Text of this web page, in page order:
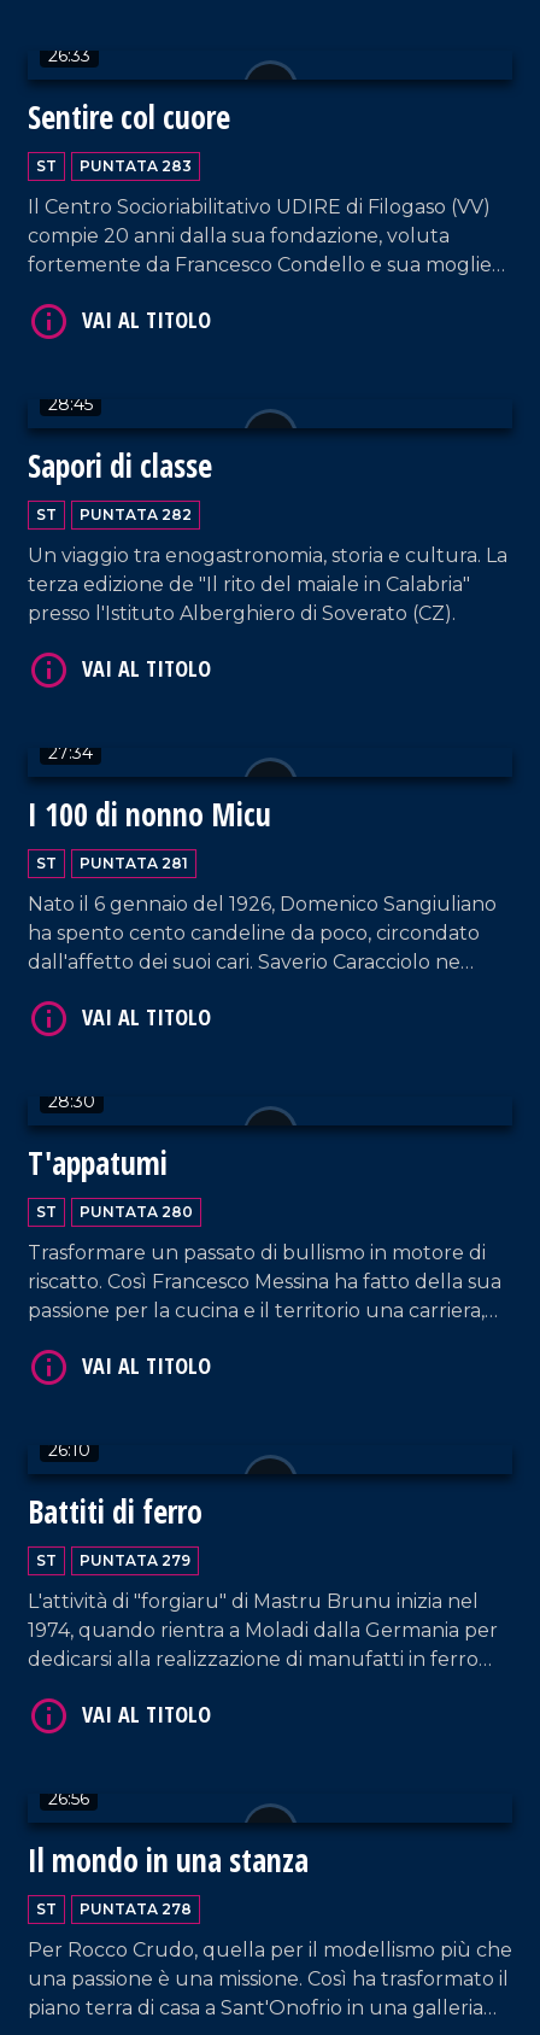
26:33
Sentire col cuore
ST PUNTATA 283
Il Centro Socioriabilitativo UDIRE di Filogaso (VV)
compie 20 anni dalla sua fondazione, voluta
fortemente da Francesco Condello e sua moglie
28:45
Sapori di classe
ST PUNTATA 282
Un viaggio tra enogastronomia, storia e cultura. La
terza edizione de "Il rito del maiale in Calabria"
presso l'Istituto Alberghiero di Soverato (CZ).
27:34
I 100 di nonno Micu
ST PUNTATA 281
Nato il 6 gennaio del 1926, Domenico Sangiuliano
ha spento cento candeline da poco, circondato
dall'affetto dei suoi cari. Saverio Caracciolo ne
puntata.
28:30
T'appatumi
ST PUNTATA 280
Trasformare un passato di bullismo in motore di
riscatto. Così Francesco Messina ha fatto della sua
passione per la cucina e il territorio una carriera,
dai confini regionali, grazie ai suoi contenuti social
26:10
Battiti di ferro
ST PUNTATA 279
L'attività di "forgiaru" di Mastru Brunu inizia nel
1974, quando rientra a Moladi dalla Germania per
dedicarsi alla realizzazione di manufatti in ferro
26:56
Il mondo in una stanza
ST PUNTATA 278
Per Rocco Crudo, quella per il modellismo più che
una passione è una missione. Così ha trasformato il
piano terra di casa a Sant'Onofrio in una galleria
VAI AL TITOLO
VAI AL TITOLO
VAI AL TITOLO
VAI AL TITOLO
VAI AL TITOLO
VAI AL TITOLO
VAI AL TITOLO